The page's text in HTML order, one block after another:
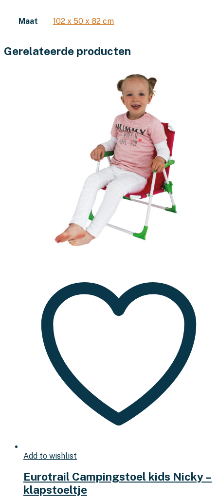
Maat 102 x 50 x 82 cm
Gerelateerde producten
Add to wishlist
Eurotrail Campingstoel kids Nicky –
klapstoeltje